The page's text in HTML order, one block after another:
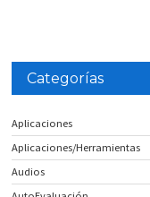
Categorías
Aplicaciones
Aplicaciones/Herramientas
Audios